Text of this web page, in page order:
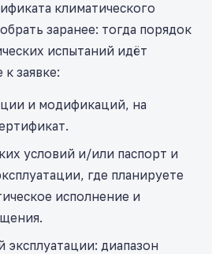
климатического
заранее: тогда порядок
испытаний идёт
заявке:
и модификаций, на
условий и/или паспорт и
где планируете
исполнение и
эксплуатации: диапазон